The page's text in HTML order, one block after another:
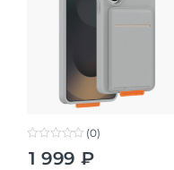
(0)
1 999 ₽